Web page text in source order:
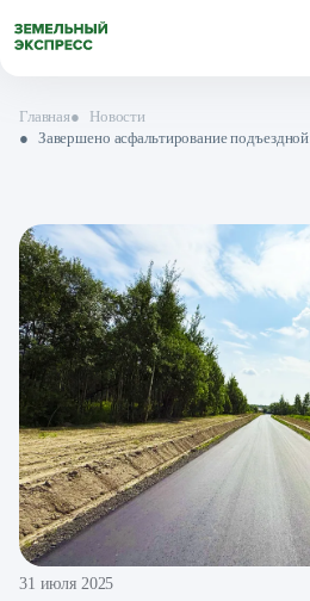
Главная●
Новости
● Завершено асфальтирование
31 июля 2025